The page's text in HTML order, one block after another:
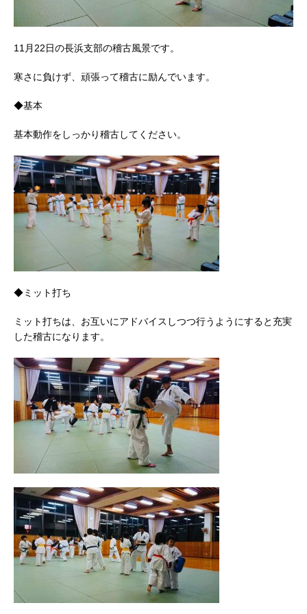
11月22日の長浜支部の稽古風景です。
寒さに負けず、頑張って稽古に励んでいます。
◆基本
基本動作をしっかり稽古してください。
◆ミット打ち
ミット打ちは、お互いにアドバイスしつつ行うようにすると充実
した稽古になります。